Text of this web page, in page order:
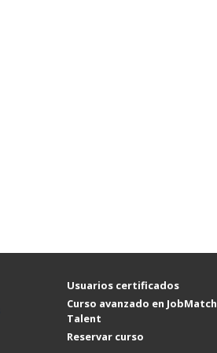
Usuarios certificados
Curso avanzado en JobMatch
Talent
Reservar curso